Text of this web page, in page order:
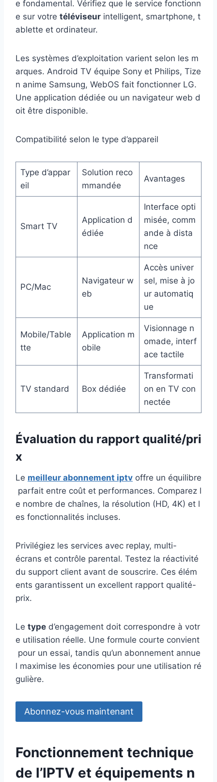
e fondamental. Vérifiez que le service fonctionn
e sur votre téléviseur intelligent, smartphone, t
ablette et ordinateur.
Les systèmes d’exploitation varient selon les m
arques. Android TV équipe Sony et Philips, Tize
n anime Samsung, WebOS fait fonctionner LG.
Une application dédiée ou un navigateur web d
oit être disponible.
Compatibilité selon le type d’appareil
Type d’appar
eil
Solution reco
mmandée
Avantages
Smart TV
Application d
édiée
Interface opti
misée, comm
ande à dista
nce
PC/Mac
Navigateur w
eb
Accès univer
sel, mise à jo
ur automatiq
ue
Mobile/Table
tte
Application m
obile
Visionnage n
omade, interf
ace tactile
TV standard Box dédiée
Transformati
on en TV con
nectée
Évaluation du rapport qualité/pri
x
Le meilleur abonnement iptv offre un équilibre
parfait entre coût et performances. Comparez l
e nombre de chaînes, la résolution (HD, 4K) et l
es fonctionnalités incluses.
Privilégiez les services avec replay, multi-
écrans et contrôle parental. Testez la réactivité
du support client avant de souscrire. Ces élém
ents garantissent un excellent rapport qualité-
prix.
Le type d’engagement doit correspondre à votr
e utilisation réelle. Une formule courte convient
pour un essai, tandis qu’un abonnement annue
l maximise les économies pour une utilisation ré
gulière.
Abonnez-vous maintenant
Fonctionnement technique
de l’IPTV et équipements n